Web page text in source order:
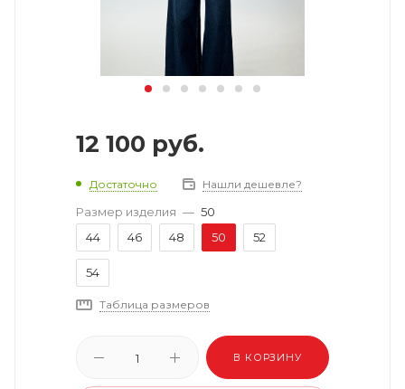
12 100 руб.
Достаточно Нашли дешевле?
Размер изделия — 50
44
46 48 50 52
54
Таблица размеров
В КОРЗИНУ